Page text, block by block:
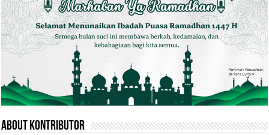
About Kontributor